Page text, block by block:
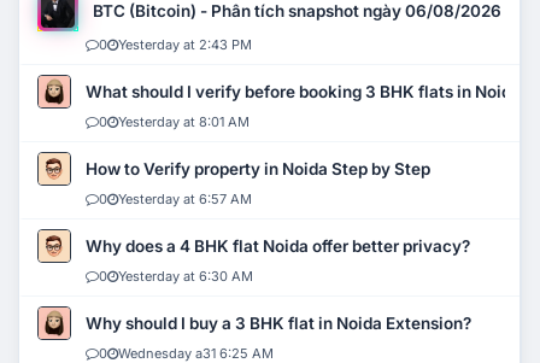
BTC (Bitcoin) - Phân tích snapshot ngày 06/08/2026
0 Yesterday at 2:43 PM
What should I verify before booking 3 BHK flats in Noida?
0 Yesterday at 8:01 AM
How to Verify property in Noida Step by Step
0 Yesterday at 6:57 AM
Why does a 4 BHK flat Noida offer better privacy?
0 Yesterday at 6:30 AM
Why should I buy a 3 BHK flat in Noida Extension?
0 Wednesday a31 6:25 AM